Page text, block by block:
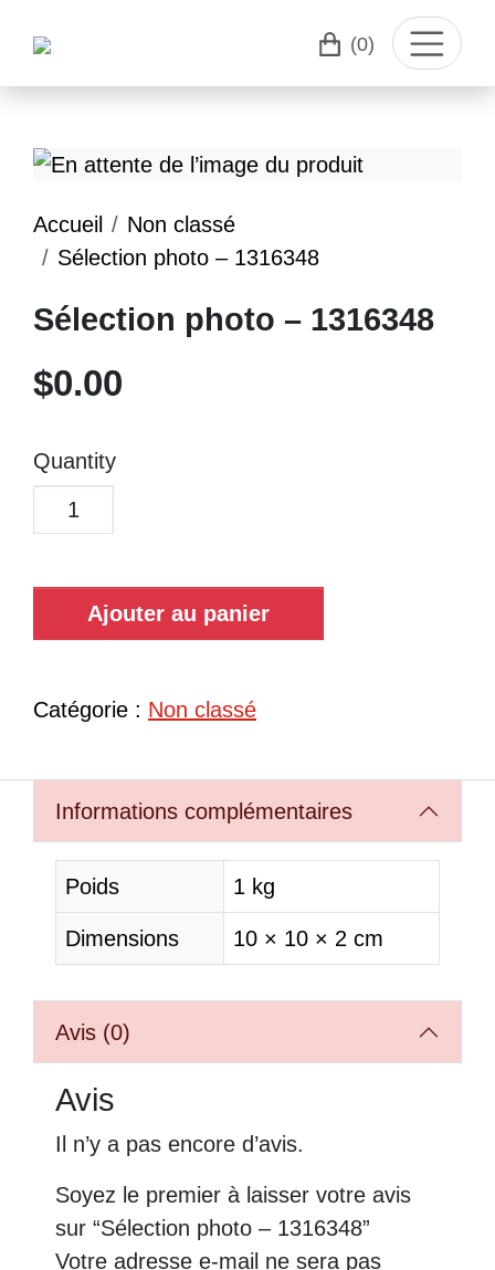
(0)
Accueil
Non classé
Sélection photo – 1316348
Sélection photo – 1316348
$0.00
Quantity
Ajouter au panier
Catégorie : Non classé
Informations complémentaires
Poids 1 kg
Dimensions 10 × 10 × 2 cm
Avis (0)
Avis
Il n’y a pas encore d’avis.
Soyez le premier à laisser votre avis
sur “Sélection photo – 1316348”
Votre adresse e-mail ne sera pas